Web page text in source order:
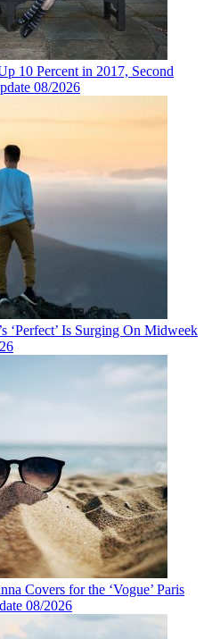
10 Percent in 2017, Second
08/2026
‘Perfect’ Is Surging On Midweek
Covers for the ‘Vogue’ Paris
08/2026